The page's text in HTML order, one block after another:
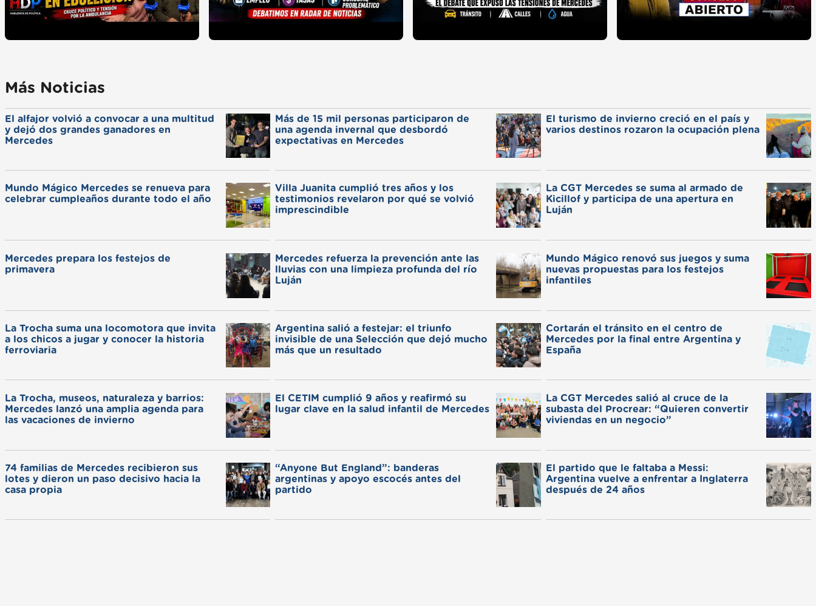
Más Noticias
El alfajor volvió a convocar a una multitud
y dejó dos grandes ganadores en
Mercedes
Más de 15 mil personas participaron de
una agenda invernal que desbordó
expectativas en Mercedes
El turismo de invierno creció en el país y
varios destinos rozaron la ocupación plena
Mundo Mágico Mercedes se renueva para
celebrar cumpleaños durante todo el año
Villa Juanita cumplió tres años y los
testimonios revelaron por qué se volvió
imprescindible
La CGT Mercedes se suma al armado de
Kicillof y participa de una apertura en
Luján
Mercedes prepara los festejos de
primavera
Mercedes refuerza la prevención ante las
lluvias con una limpieza profunda del río
Luján
Mundo Mágico renovó sus juegos y suma
nuevas propuestas para los festejos
infantiles
La Trocha suma una locomotora que invita
a los chicos a jugar y conocer la historia
ferroviaria
Argentina salió a festejar: el triunfo
invisible de una Selección que dejó mucho
más que un resultado
Cortarán el tránsito en el centro de
Mercedes por la final entre Argentina y
España
La Trocha, museos, naturaleza y barrios:
Mercedes lanzó una amplia agenda para
las vacaciones de invierno
El CETIM cumplió 9 años y reafirmó su
lugar clave en la salud infantil de Mercedes
La CGT Mercedes salió al cruce de la
subasta del Procrear: “Quieren convertir
viviendas en un negocio”
74 familias de Mercedes recibieron sus
lotes y dieron un paso decisivo hacia la
casa propia
“Anyone But England”: banderas
argentinas y apoyo escocés antes del
partido
El partido que le faltaba a Messi:
Argentina vuelve a enfrentar a Inglaterra
después de 24 años